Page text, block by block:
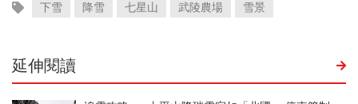
下雪 降雪 七星山 武陵農場 雪景
延伸閱讀